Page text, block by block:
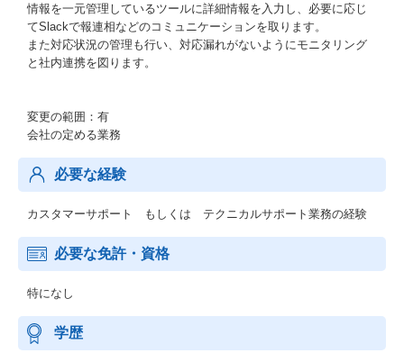
情報を一元管理しているツールに詳細情報を入力し、必要に応じ
てSlackで報連相などのコミュニケーションを取ります。
また対応状況の管理も行い、対応漏れがないようにモニタリング
と社内連携を図ります。
変更の範囲：有
会社の定める業務
必要な経験
カスタマーサポート もしくは テクニカルサポート業務の経験
必要な免許・資格
特になし
学歴